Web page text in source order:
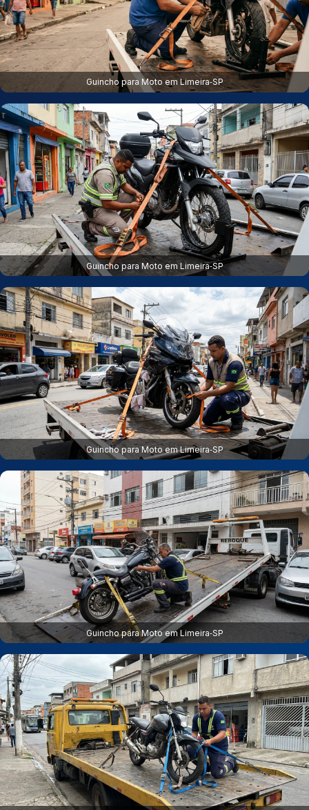
Guincho para Moto em Limeira‑SP
Guincho para Moto em Limeira‑SP
Guincho para Moto em Limeira‑SP
Guincho para Moto em Limeira‑SP